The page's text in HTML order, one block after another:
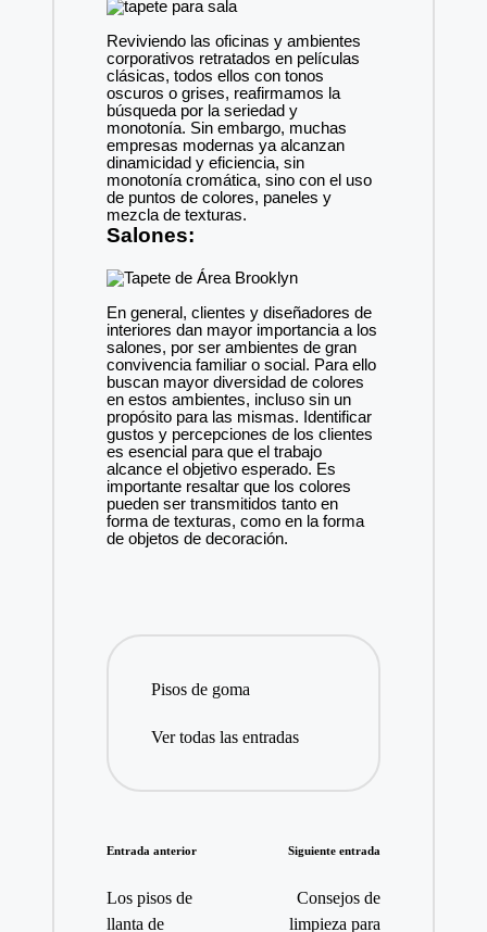
Reviviendo las oficinas y ambientes
corporativos retratados en películas
clásicas, todos ellos con tonos
oscuros o grises, reafirmamos la
búsqueda por la seriedad y
monotonía. Sin embargo, muchas
empresas modernas ya alcanzan
dinamicidad y eficiencia, sin
monotonía cromática, sino con el uso
de puntos de colores, paneles y
mezcla de texturas.
Salones:
En general, clientes y diseñadores de
interiores dan mayor importancia a los
salones, por ser ambientes de gran
convivencia familiar o social. Para ello
buscan mayor diversidad de colores
en estos ambientes, incluso sin un
propósito para las mismas. Identificar
gustos y percepciones de los clientes
es esencial para que el trabajo
alcance el objetivo esperado. Es
importante resaltar que los colores
pueden ser transmitidos tanto en
forma de texturas, como en la forma
de objetos de decoración.
Pisos de goma
Ver todas las entradas
Navegación
de
entradas
Entrada anterior
Los pisos de
llanta de
Siguiente entrada
Consejos de
limpieza para